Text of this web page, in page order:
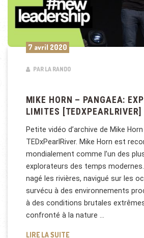
7 avril 2020
PAR LA RANDO
MIKE HORN – PANGAEA:
LIMITES [TEDXPEARLRIVER]
Petite vidéo d’archive de Mike
TEDxPearlRiver. Mike Horn est
mondialement comme l’un des
explorateurs des temps
nagé les rivières, navigué sur les
survécu à des environnements
à des conditions brutales
confronté à la nature …
LIRE LA SUITEMIKE HORN –